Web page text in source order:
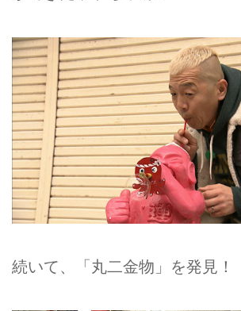
続いて、「丸二金物」を発見！